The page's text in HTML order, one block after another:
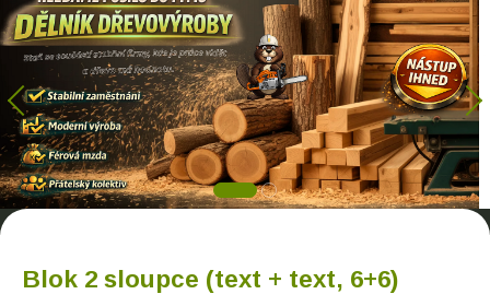
Blok 2 sloupce (text + text, 6+6)